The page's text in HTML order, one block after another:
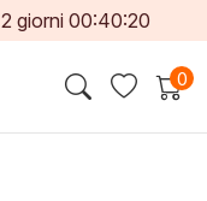
2 giorni 00:40:18
0